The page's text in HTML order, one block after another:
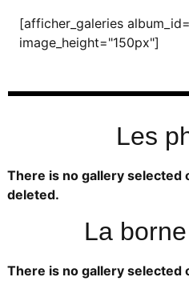
[afficher_galeries
image_height="150px"]
Les
There is no gallery selected
deleted.
La
There is no gallery selected